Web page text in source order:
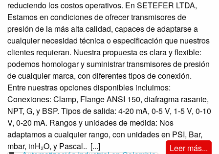
reduciendo los costos operativos. En SETEFER LTDA,
Estamos en condiciones de ofrecer transmisores de
presión de la más alta calidad, capaces de adaptarse a
cualquier necesidad técnica o especificación que nuestros
clientes requieran. Nuestra propuesta es clara y flexible:
podemos homologar y suministrar transmisores de presión
de cualquier marca, con diferentes tipos de conexión.
Entre nuestras opciones disponibles incluimos:
Conexiones: Clamp, Flange ANSI 150, diafragma rasante,
NPT, G, y BSP. Tipos de salida: 4-20 mA, 0-5 V, 1-5 V, 0-10
V, 0-20 mA. Rangos y unidades de medida: Nos
adaptamos a cualquier rango, con unidades en PSI, Bar,
mbar, inH₂O, y Pascal.. [...] Leer más...